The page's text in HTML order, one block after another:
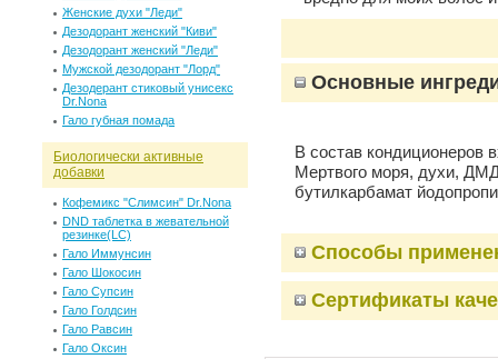
Женские духи "Леди"
Дезодорант женский "Киви"
Дезодорант женский "Леди"
Мужской дезодорант "Лорд"
Дезодерант стиковый унисекс
Dr.Nona
Гало губная помада
Биологически активные
добавки
Кофемикс "Слимсин" Dr.Nona
DND таблетка в жевательной
резинке(LC)
Гало Иммунсин
Гало Шокосин
Гало Супсин
Гало Голдсин
Гало Равсин
Гало Оксин
Основные
В состав кондиционеров
Мертвого моря, духи,
бутилкарбамат
Способы
Сертификаты